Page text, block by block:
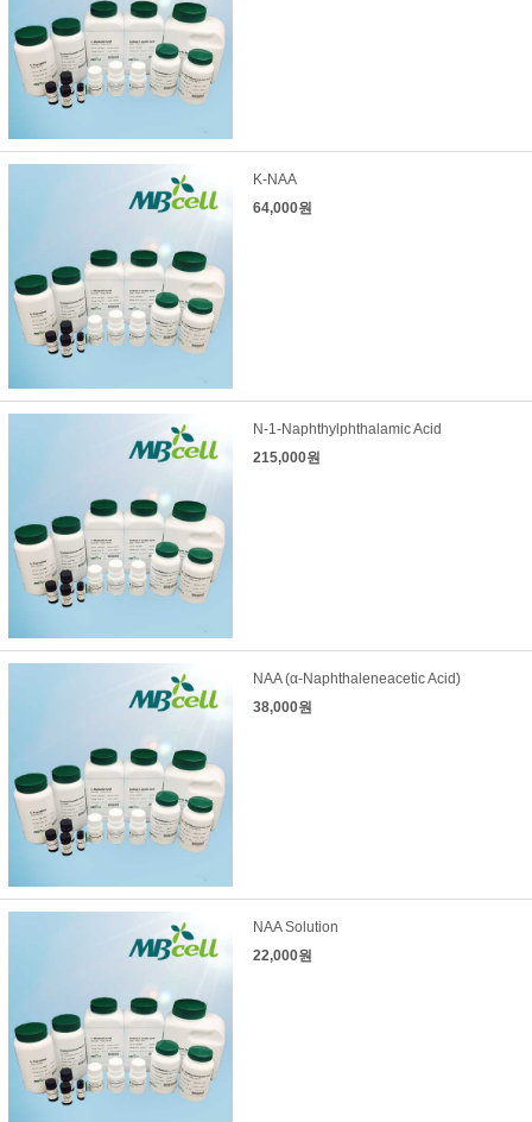
K-NAA
64,000원
N-1-Naphthylphthalamic Acid
215,000원
NAA (α-Naphthaleneacetic Acid)
38,000원
NAA Solution
22,000원